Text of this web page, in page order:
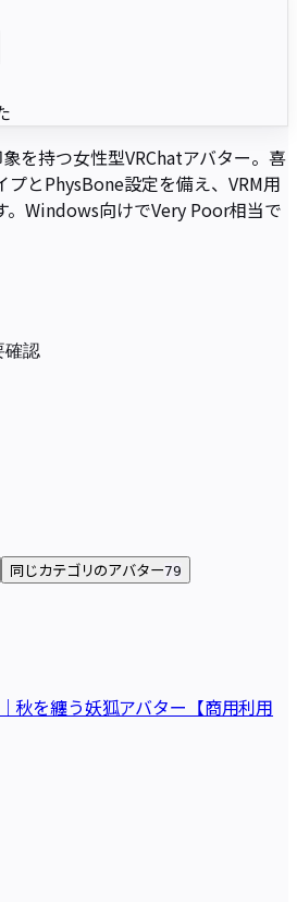
を持つ女性型VRChatアバター。喜
とPhysBone設定を備え、VRM用
。Windows向けでVery Poor相当で
確認
同じカテゴリのアバター79
秋を纏う妖狐アバター【商用利用